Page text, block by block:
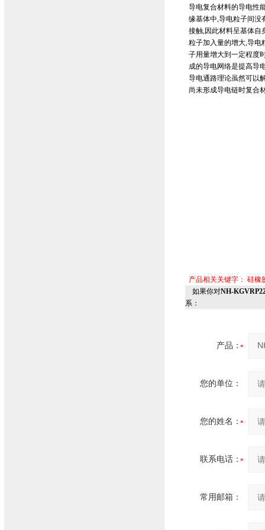
导电复合材料的导电性
缘基体中,导电粒子间没
接触,因此材料呈基体自
粒子加入量的增大,导电
子用量增大到一定程度
成的导电网络是提高导
导电通路理论虽然可以
尚未形成导电链时复合
产品相关关键字： 硅橡
如果你对NH-
系：
产品：
您的单位：
您的姓名：
联系电话：
常用邮箱：